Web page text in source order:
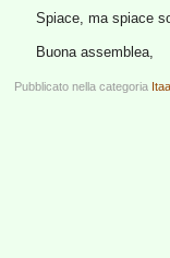
Spiace, ma spiace
Buona assemblea,
Pubblicato nella categoria